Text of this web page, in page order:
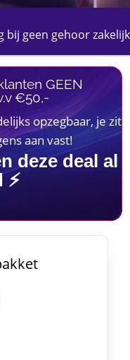
bij geen gehoor zakelijk
GEEN
€50,-
opzegbaar, je zit
aan vast!
deze deal al